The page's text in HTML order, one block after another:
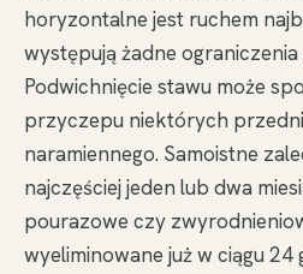
horyzontalne jest ruchem
występują żadne
Podwichnięcie stawu może
przyczepu niektórych
naramiennego. Samoistne
najczęściej jeden lub dwa
pourazowe czy
wyeliminowane już w ciągu